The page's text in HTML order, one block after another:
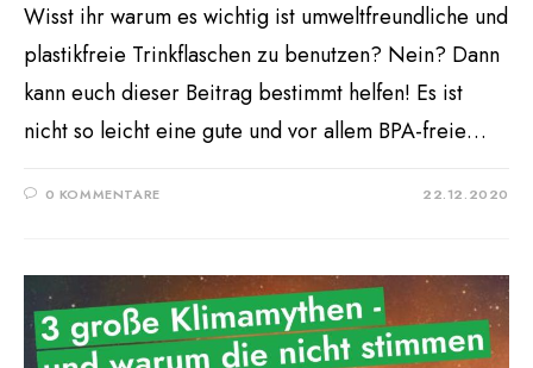
Wisst ihr warum es wichtig ist umweltfreundliche und
plastikfreie Trinkflaschen zu benutzen? Nein? Dann
kann euch dieser Beitrag bestimmt helfen! Es ist
nicht so leicht eine gute und vor allem BPA-freie…
0 KOMMENTARE 22.12.2020